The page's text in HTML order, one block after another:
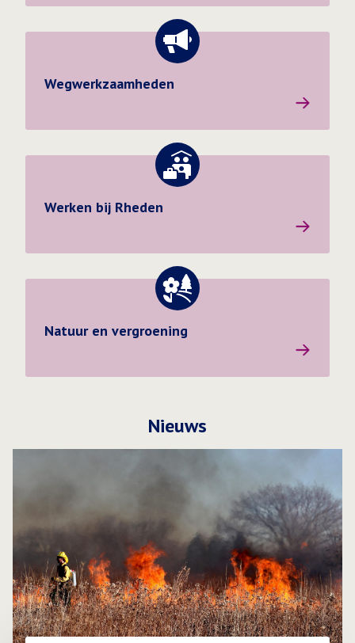
Wegwerkzaamheden
Wegwerkzaamheden
Werken bij Rheden
Natuur en vergroening
Natuur en vergroening
Nieuws